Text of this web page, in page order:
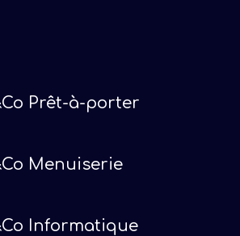
Prêt-à-porter
Menuiserie
Informatique